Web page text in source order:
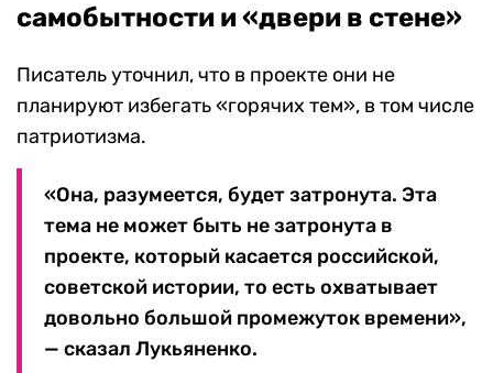
самобытности и «двери в стене»
Писатель уточнил, что в проекте они не
планируют избегать «горячих тем», в том числе
патриотизма.
«Она, разумеется, будет затронута. Эта
тема не может быть не затронута в
проекте, который касается российской,
советской истории, то есть охватывает
довольно большой промежуток времени»,
— сказал Лукьяненко.